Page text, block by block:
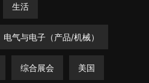
生活
电气与电子（产品/机械）
综合展会 美国